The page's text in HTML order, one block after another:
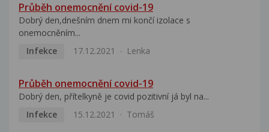
Průběh onemocnění covid-19
Dobrý den,dnešním dnem mi končí izolace s
onemocněním...
Infekce
17.12.2021 Lenka
Průběh onemocnění covid-19
Dobrý den, přítelkyně je covid pozitivní já byl na...
Infekce
15.12.2021 Tomáš